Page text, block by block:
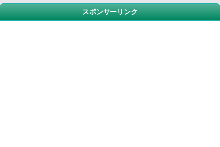
スポンサーリンク